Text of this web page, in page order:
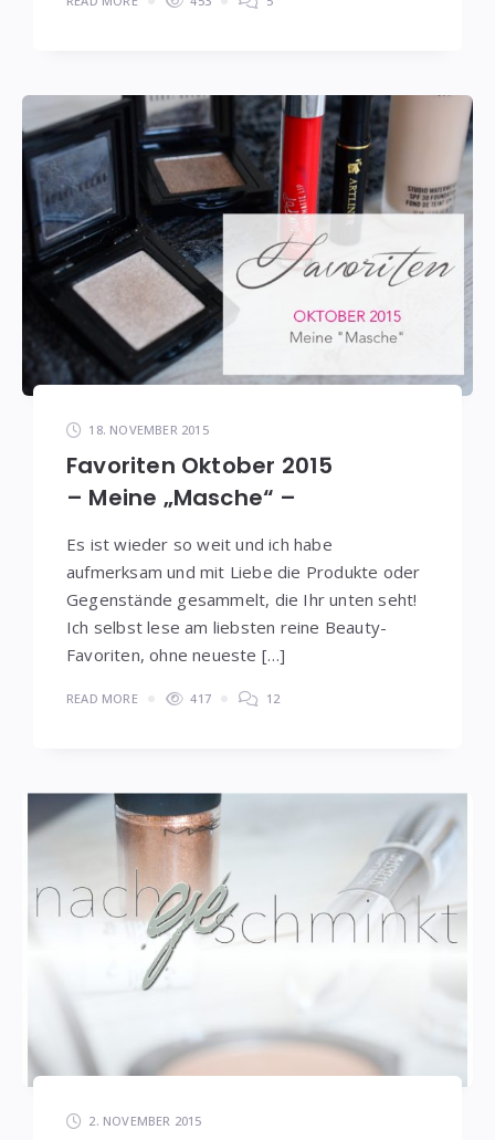
18. NOVEMBER 2015
Favoriten Oktober 2015
– Meine „Masche“ –
Es ist wieder so weit und ich habe
aufmerksam und mit Liebe die Produkte oder
Gegenstände gesammelt, die Ihr unten seht!
Ich selbst lese am liebsten reine Beauty-
Favoriten, ohne neueste […]
READ MORE 417 12
2. NOVEMBER 2015